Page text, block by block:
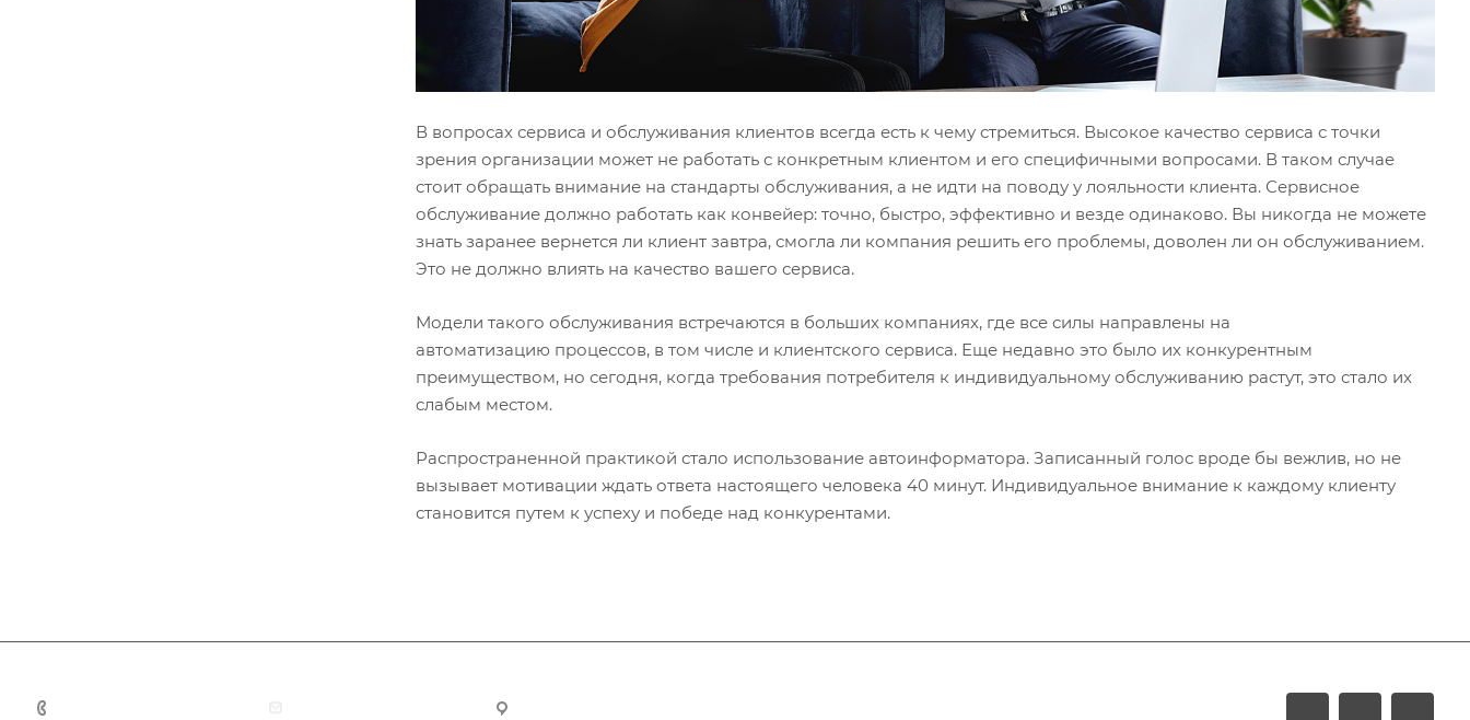
В вопросах сервиса и обслуживания клиентов всегда есть к чему стремиться. Высокое качество сервиса с точки
зрения организации может не работать с конкретным клиентом и его специфичными вопросами. В таком случае
стоит обращать внимание на стандарты обслуживания, а не идти на поводу у лояльности клиента. Сервисное
обслуживание должно работать как конвейер: точно, быстро, эффективно и везде одинаково. Вы никогда не можете
знать заранее вернется ли клиент завтра, смогла ли компания решить его проблемы, доволен ли он обслуживанием.
Это не должно влиять на качество вашего сервиса.
Модели такого обслуживания встречаются в больших компаниях, где все силы направлены на
автоматизацию процессов, в том числе и клиентского сервиса. Еще недавно это было их конкурентным
преимуществом, но сегодня, когда требования потребителя к индивидуальному обслуживанию растут, это стало их
слабым местом.
Распространенной практикой стало использование автоинформатора. Записанный голос вроде бы вежлив, но не
вызывает мотивации ждать ответа настоящего человека 40 минут. Индивидуальное внимание к каждому клиенту
становится путем к успеху и победе над конкурентами.